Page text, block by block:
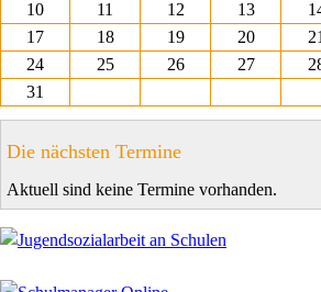
10
11 12 13
17
18 19 20 21
24
25 26 27
31
Die nächsten Termine
Aktuell sind keine Termine vorhanden.